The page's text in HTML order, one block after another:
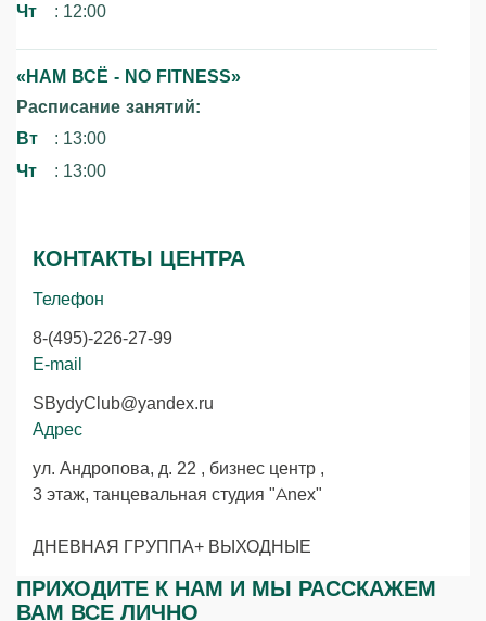
Чт
: 12:00
«НАМ ВСЁ - NO FITNESS»‎
Расписание занятий:
Вт
: 13:00
Чт
: 13:00
КОНТАКТЫ ЦЕНТРА
Телефон
8-(495)-226-27-99
E-mail
SBydyClub@yandex.ru
Адрес
ул. Андропова, д. 22 , бизнес центр ,
3 этаж, танцевальная студия "Anex"
ДНЕВНАЯ ГРУППА+ ВЫХОДНЫЕ
ПРИХОДИТЕ К НАМ И МЫ РАССКАЖЕМ
ВАМ ВСЕ ЛИЧНО